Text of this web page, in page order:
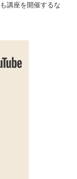
講座を開催するな